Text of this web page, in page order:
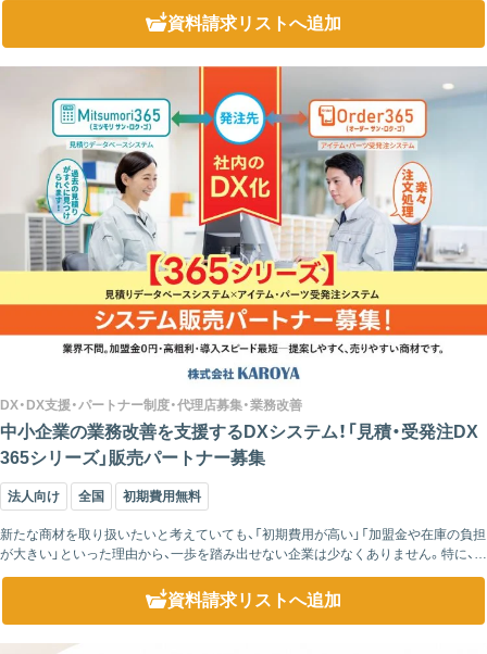
資料請求リストへ追加
DX・DX支援・パートナー制度・代理店募集・業務改善
中小企業の業務改善を支援するDXシステム！「見積・受発注DX
365シリーズ」販売パートナー募集
法人向け 全国 初期費用無料
新たな商材を取り扱いたいと考えていても、「初期費用が高い」「加盟金や在庫の負担
が大きい」といった理由から、一歩を踏み出せない企業は少なくありません。特に、新
資料請求リストへ追加